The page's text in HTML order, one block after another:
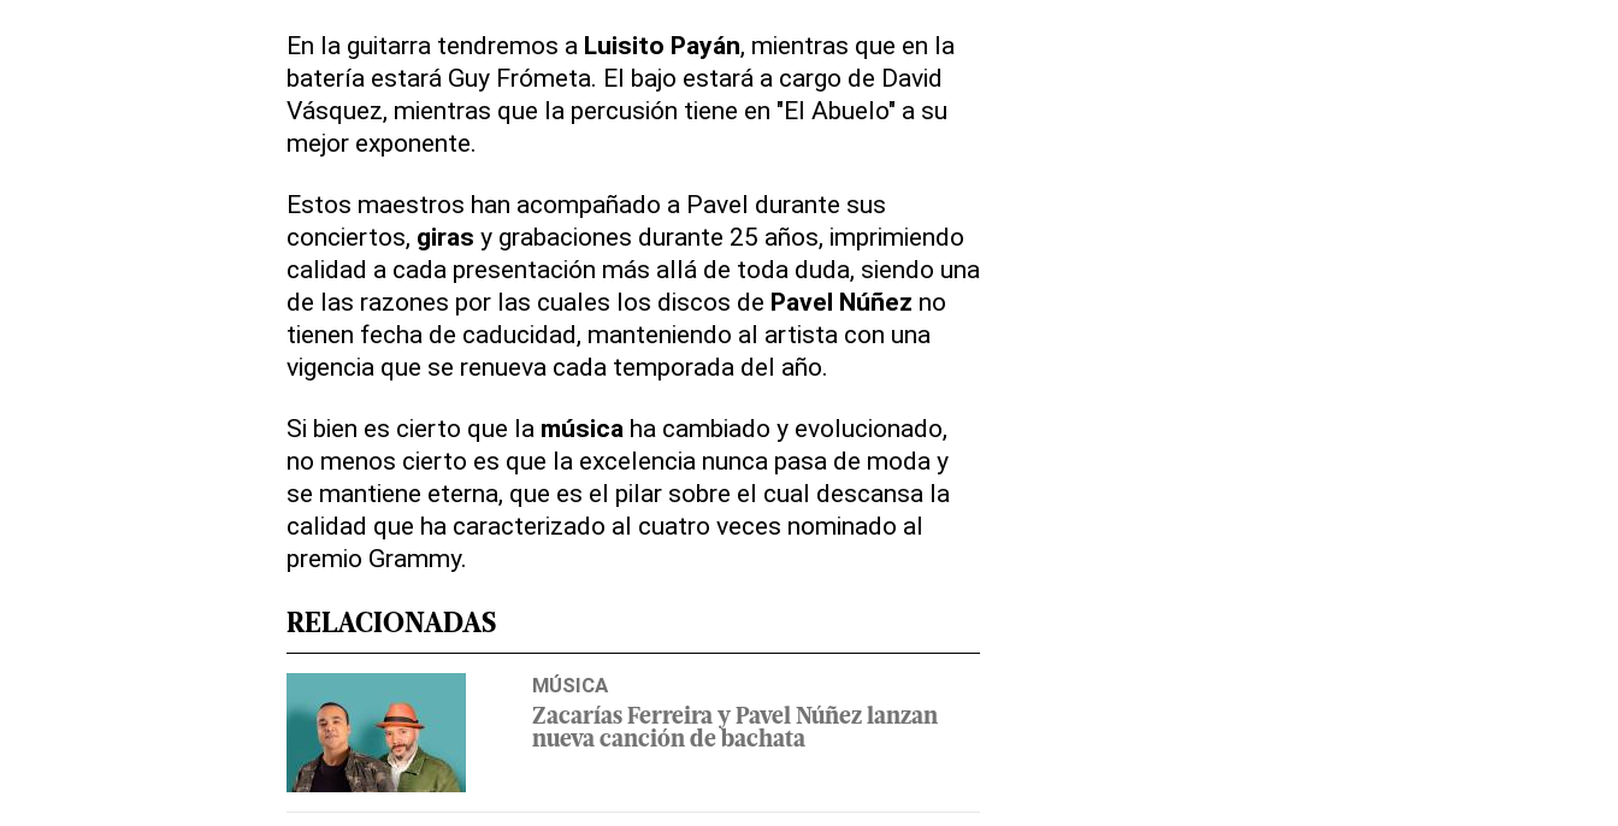
En la guitarra tendremos a Luisito Payán, mientras que en la
batería estará Guy Frómeta. El bajo estará a cargo de David
Vásquez, mientras que la percusión tiene en "El Abuelo" a su
mejor exponente.
Estos maestros han acompañado a Pavel durante sus
conciertos, giras y grabaciones durante 25 años, imprimiendo
calidad a cada presentación más allá de toda duda, siendo una
de las razones por las cuales los discos de Pavel Núñez no
tienen fecha de caducidad, manteniendo al artista con una
vigencia que se renueva cada temporada del año.
Si bien es cierto que la música ha cambiado y evolucionado,
no menos cierto es que la excelencia nunca pasa de moda y
se mantiene eterna, que es el pilar sobre el cual descansa la
calidad que ha caracterizado al cuatro veces nominado al
premio Grammy.
RELACIONADAS
MÚSICA
Zacarías Ferreira y Pavel Núñez lanzan
nueva canción de bachata